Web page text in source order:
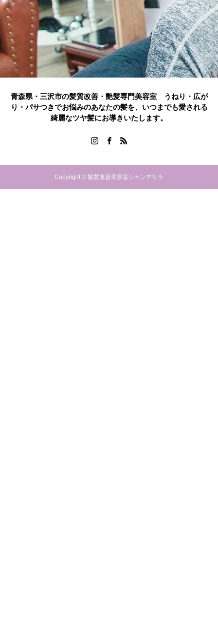
青森県・三沢市の髪質改善・艶髪専門美容室 うねり・広が
り・パサつきでお悩みのあなたの髪を、いつまでも愛される
綺麗なツヤ髪にお導きいたします。
Copyright © 髪質改善美容室シャンデリラ